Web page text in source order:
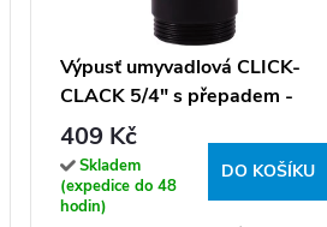
Výpusť umyvadlová CLICK-
CLACK 5/4" s přepadem -
MD0484CMAT, Černá mat
409 Kč
Skladem
(expedice do 48
hodin)
DO KOŠÍKU